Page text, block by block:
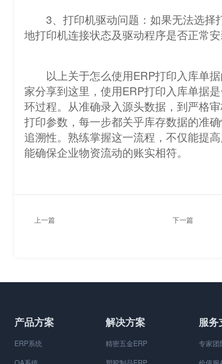
3、打印机驱动问题：如果无法选择
地打印机连接状态及驱动程序是否正常
以上关于怎么使用ERP打印入库单据
家分享到这里，使用ERP打印入库单据
环过程。从准确录入源头数据，到严格
打印参数，每一步都关乎库存数据的准
追溯性。熟练掌握这一流程，不仅能提
能确保企业物资流动的账实相符。
上一篇
下一篇
产品方案
ERP系统
解决方案
精密五金ERP
服务
专家团